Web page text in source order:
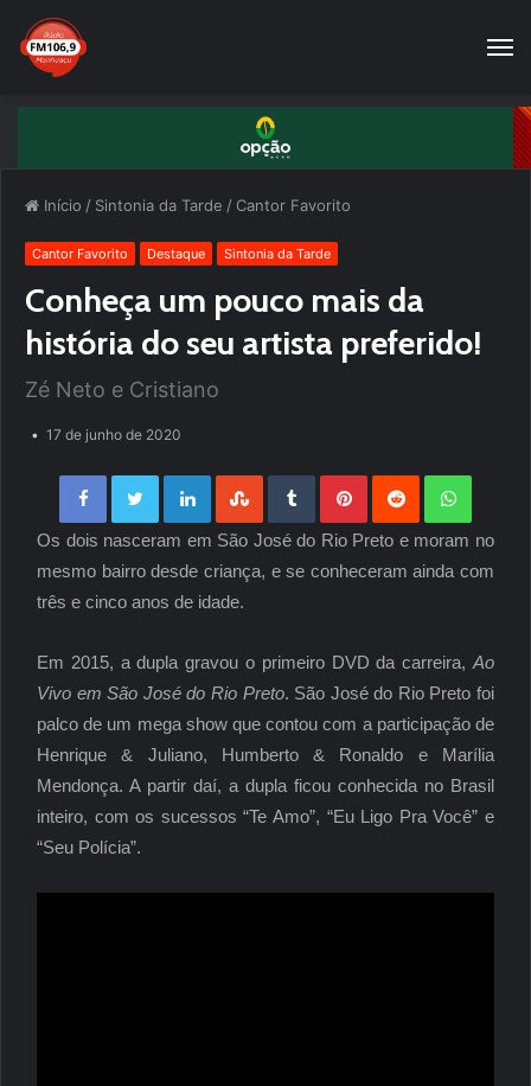
Início / Sintonia da Tarde / Cantor Favorito
Cantor Favorito Destaque Sintonia da Tarde
Conheça um pouco mais da
história do seu artista preferido!
Zé Neto e Cristiano
17 de junho de 2020
Facebook Twitter LinkedIn StumbleUpon Tumblr Pinterest Reddit
Os dois nasceram em São José do Rio Preto e moram no
mesmo bairro desde criança, e se conheceram ainda com
três e cinco anos de idade.
Em 2015, a dupla gravou o primeiro DVD da carreira, Ao
Vivo em São José do Rio Preto. São José do Rio Preto foi
palco de um mega show que contou com a participação de
Henrique & Juliano, Humberto & Ronaldo e Marília
Mendonça. A partir daí, a dupla ficou conhecida no Brasil
inteiro, com os sucessos “Te Amo”, “Eu Ligo Pra Você” e
“Seu Polícia”.